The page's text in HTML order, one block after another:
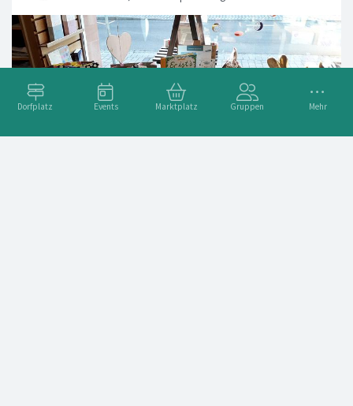
Dorfplatz Events Marktplatz Gruppen Mehr